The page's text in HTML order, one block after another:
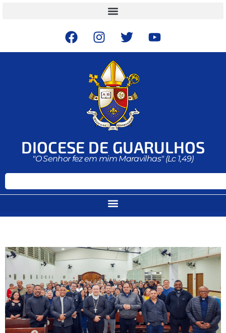
DIOCESE DE GUARULHOS
"O Senhor fez em mim Maravilhas" (Lc 1,49)